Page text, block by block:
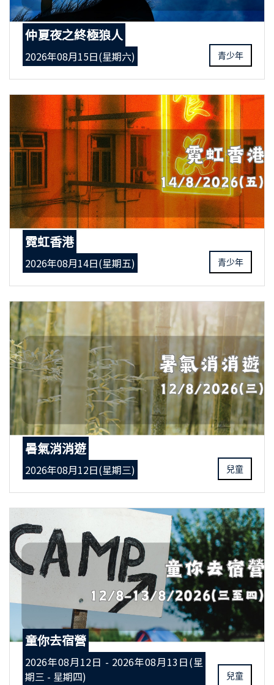
仲夏夜之終極狼人
2026年08月15日(星期六) 青少年
霓虹香港
2026年08月14日(星期五) 青少年
暑氣消消遊
2026年08月12日(星期三) 兒童
童你去宿營
2026年08月12日 - 2026年08月13日(星
期三 - 星期四)
兒童